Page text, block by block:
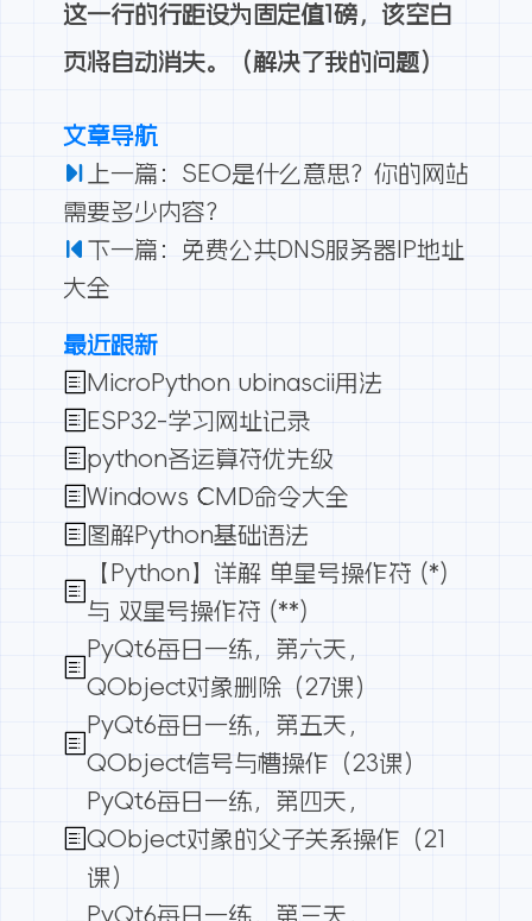
这一行的行距设为固定值1磅，该空白
页将自动消失。（解决了我的问题）
文章导航
上一篇：SEO是什么意思？你的网站
需要多少内容？
下一篇：免费公共DNS服务器IP地址
大全
最近跟新
MicroPython ubinascii用法
ESP32-学习网址记录
python各运算符优先级
Windows CMD命令大全
图解Python基础语法
【Python】详解 单星号操作符 (*)
与 双星号操作符 (**)
PyQt6每日一练，第六天，
QObject对象删除（27课）
PyQt6每日一练，第五天，
QObject信号与槽操作（23课）
PyQt6每日一练，第四天，
QObject对象的父子关系操作（21
课）
PyQt6每日一练，第三天，